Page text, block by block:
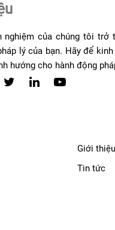
nghiệm của chúng tôi trở
lý của bạn. Hãy để
hướng cho hành động
Giới thiệu
Tin tức